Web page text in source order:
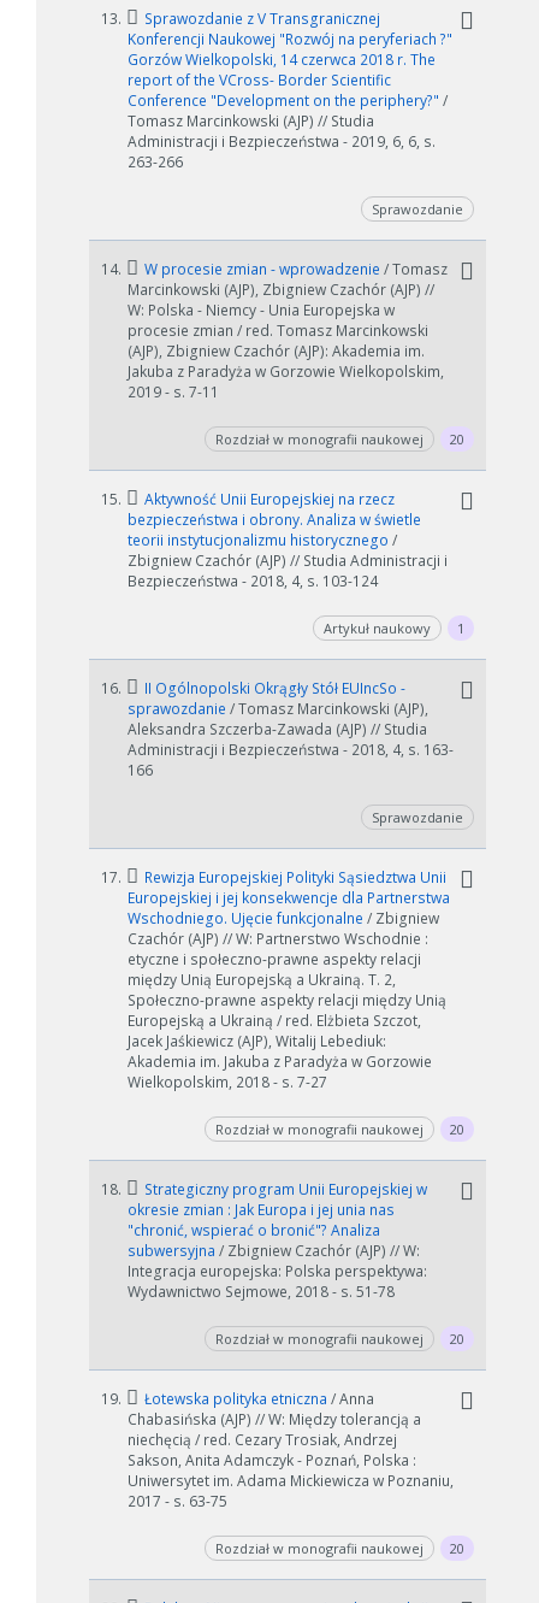
W zależności od ilości danych do przetworzenia generowanie pliku
może się wydłużyć.
Jeśli generowanie trwa zbyt długo można ograniczyć dane np.
zmniejszając zakres lat.
Anuluj
13.
Sprawozdanie z V Transgranicznej
Konferencji Naukowej "Rozwój na peryferiach ?"
Gorzów Wielkopolski, 14 czerwca 2018 r. The
report of the VCross- Border Scientific
Conference "Development on the periphery?" /
Tomasz Marcinkowski (AJP) // Studia
Administracji i Bezpieczeństwa - 2019, 6, 6, s.
263-266
Sprawozdanie
14. W procesie zmian - wprowadzenie / Tomasz
Marcinkowski (AJP), Zbigniew Czachór (AJP) //
W: Polska - Niemcy - Unia Europejska w
procesie zmian / red. Tomasz Marcinkowski
(AJP), Zbigniew Czachór (AJP): Akademia im.
Jakuba z Paradyża w Gorzowie Wielkopolskim,
2019 - s. 7-11
Rozdział w monografii naukowej 20
15.
Aktywność Unii Europejskiej na rzecz
bezpieczeństwa i obrony. Analiza w świetle
teorii instytucjonalizmu historycznego /
Zbigniew Czachór (AJP) // Studia Administracji i
Bezpieczeństwa - 2018, 4, s. 103-124
Artykuł naukowy 1
16.
II Ogólnopolski Okrągły Stół EUIncSo -
sprawozdanie / Tomasz Marcinkowski (AJP),
Aleksandra Szczerba-Zawada (AJP) // Studia
Administracji i Bezpieczeństwa - 2018, 4, s. 163-
166
Sprawozdanie
17.
Rewizja Europejskiej Polityki Sąsiedztwa Unii
Europejskiej i jej konsekwencje dla Partnerstwa
Wschodniego. Ujęcie funkcjonalne / Zbigniew
Czachór (AJP) // W: Partnerstwo Wschodnie :
etyczne i społeczno-prawne aspekty relacji
między Unią Europejską a Ukrainą. T. 2,
Społeczno-prawne aspekty relacji między Unią
Europejską a Ukrainą / red. Elżbieta Szczot,
Jacek Jaśkiewicz (AJP), Witalij Lebediuk:
Akademia im. Jakuba z Paradyża w Gorzowie
Wielkopolskim, 2018 - s. 7-27
Rozdział w monografii naukowej 20
18.
Strategiczny program Unii Europejskiej w
okresie zmian : Jak Europa i jej unia nas
"chronić, wspierać o bronić"? Analiza
subwersyjna / Zbigniew Czachór (AJP) // W:
Integracja europejska: Polska perspektywa:
Wydawnictwo Sejmowe, 2018 - s. 51-78
Rozdział w monografii naukowej 20
19. Łotewska polityka etniczna / Anna
Chabasińska (AJP) // W: Między tolerancją a
niechęcią / red. Cezary Trosiak, Andrzej
Sakson, Anita Adamczyk - Poznań, Polska :
Uniwersytet im. Adama Mickiewicza w Poznaniu,
2017 - s. 63-75
Rozdział w monografii naukowej 20